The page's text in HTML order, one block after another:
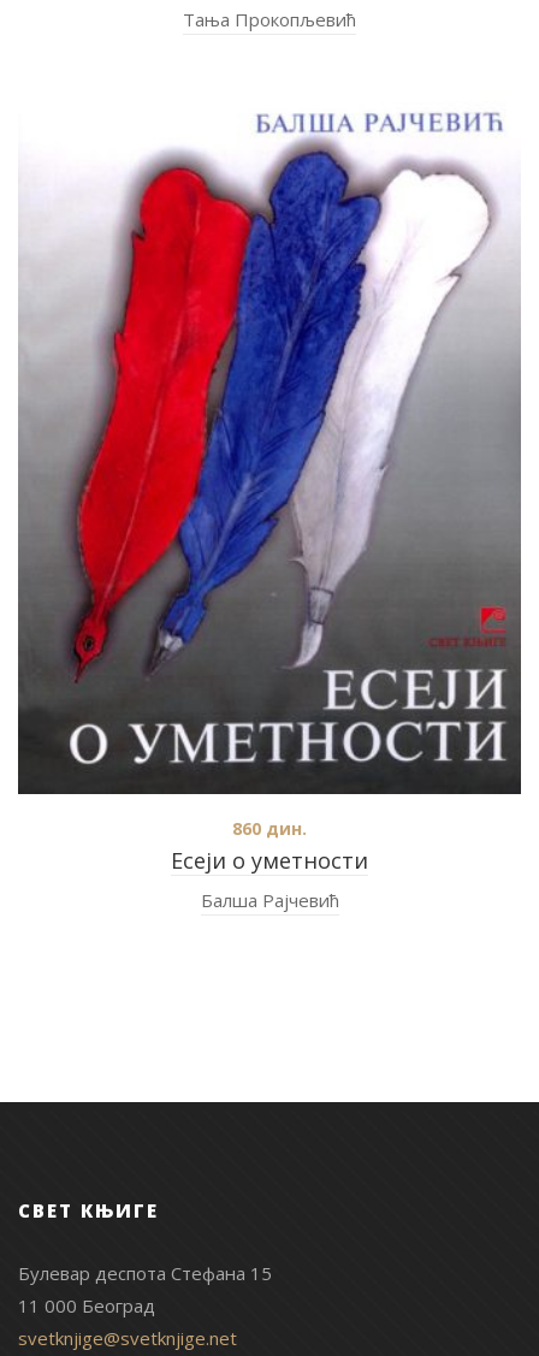
Тања Прокопљевић
Есеји о уметности
860 дин.
Балша Рајчевић
СВЕТ КЊИГЕ
Булевар деспота Стефана 15
11 000 Београд
svetknjige@svetknjige.net